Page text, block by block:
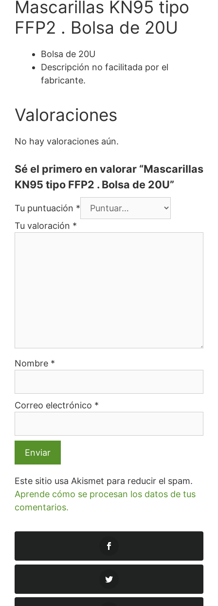
Mascarillas KN95 tipo
FFP2 . Bolsa de 20U
Bolsa de 20U
Descripción no facilitada por el
fabricante.
Valoraciones
No hay valoraciones aún.
Sé el primero en valorar “Mascarillas
KN95 tipo FFP2 . Bolsa de 20U”
Tu puntuación *
Tu valoración *
Nombre *
Correo electrónico *
Este sitio usa Akismet para reducir el spam.
Aprende cómo se procesan los datos de tus
comentarios.